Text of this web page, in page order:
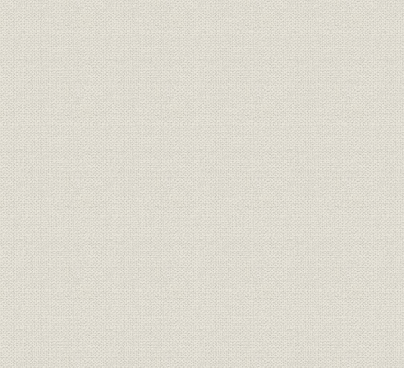
2 帝国興信社の創業
第2節 経営の危機とその克服
1 『帝国経済雑誌』の発行
2 事業継続の危機
3 法人化で全国組織を目指す
第2章 発展への布石
第1節 概説―事業基盤の整備と確立
1 業界動向 2強から3強鼎立へ
2 経営構造 基盤づくりに着手
3 経営方針 事業の拡大と対策